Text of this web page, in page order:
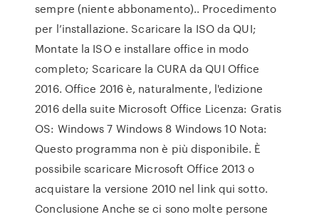
sempre (niente abbonamento).. Procedimento
per l’installazione. Scaricare la ISO da QUI;
Montate la ISO e installare office in modo
completo; Scaricare la CURA da QUI Office
2016. Office 2016 è, naturalmente, l'edizione
2016 della suite Microsoft Office Licenza: Gratis
OS: Windows 7 Windows 8 Windows 10 Nota:
Questo programma non è più disponibile. È
possibile scaricare Microsoft Office 2013 o
acquistare la versione 2010 nel link qui sotto.
Conclusione Anche se ci sono molte persone